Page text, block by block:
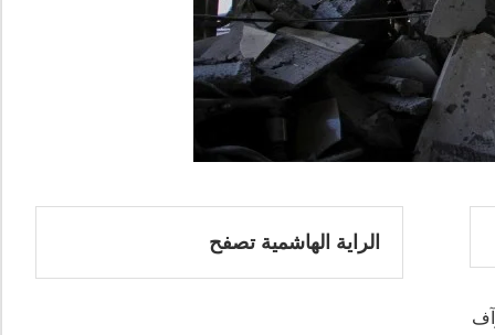
الراية الهاشمية تصفح